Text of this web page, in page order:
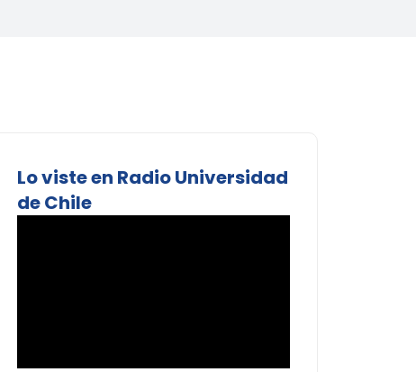
Lo viste en Radio Universidad
de Chile